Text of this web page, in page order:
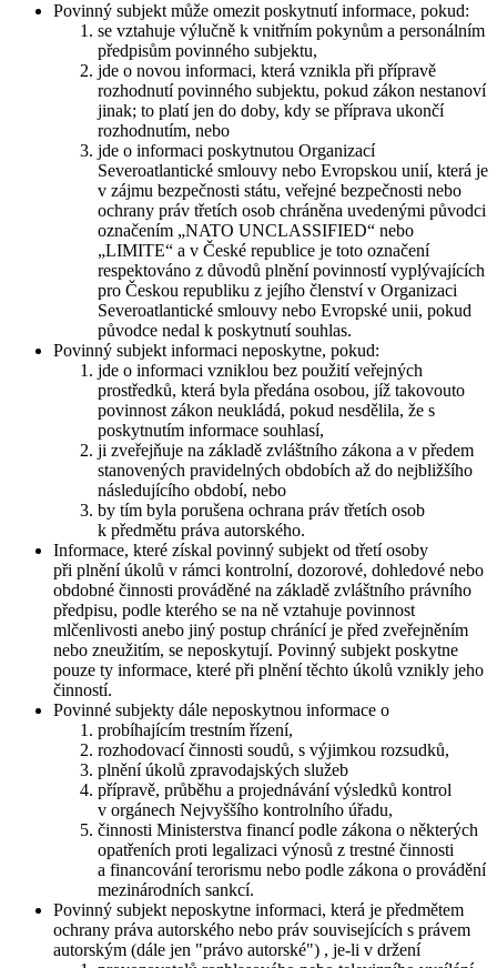
Povinný subjekt může omezit poskytnutí informace, pokud:
se vztahuje výlučně k vnitřním pokynům a personálním
předpisům povinného subjektu,
jde o novou informaci, která vznikla při přípravě
rozhodnutí povinného subjektu, pokud zákon nestanoví
jinak; to platí jen do doby, kdy se příprava ukončí
rozhodnutím, nebo
jde o informaci poskytnutou Organizací
Severoatlantické smlouvy nebo Evropskou unií, která je
v zájmu bezpečnosti státu, veřejné bezpečnosti nebo
ochrany práv třetích osob chráněna uvedenými původci
označením „NATO UNCLASSIFIED“ nebo
„LIMITE“ a v České republice je toto označení
respektováno z důvodů plnění povinností vyplývajících
pro Českou republiku z jejího členství v Organizaci
Severoatlantické smlouvy nebo Evropské unii, pokud
původce nedal k poskytnutí souhlas.
Povinný subjekt informaci neposkytne, pokud:
jde o informaci vzniklou bez použití veřejných
prostředků, která byla předána osobou, jíž takovouto
povinnost zákon neukládá, pokud nesdělila, že s
poskytnutím informace souhlasí,
ji zveřejňuje na základě zvláštního zákona a v předem
stanovených pravidelných obdobích až do nejbližšího
následujícího období, nebo
by tím byla porušena ochrana práv třetích osob
k předmětu práva autorského.
Informace, které získal povinný subjekt od třetí osoby
při plnění úkolů v rámci kontrolní, dozorové, dohledové nebo
obdobné činnosti prováděné na základě zvláštního právního
předpisu, podle kterého se na ně vztahuje povinnost
mlčenlivosti anebo jiný postup chránící je před zveřejněním
nebo zneužitím, se neposkytují. Povinný subjekt poskytne
pouze ty informace, které při plnění těchto úkolů vznikly jeho
činností.
Povinné subjekty dále neposkytnou informace o
probíhajícím trestním řízení,
rozhodovací činnosti soudů, s výjimkou rozsudků,
plnění úkolů zpravodajských služeb
přípravě, průběhu a projednávání výsledků kontrol
v orgánech Nejvyššího kontrolního úřadu,
činnosti Ministerstva financí podle zákona o některých
opatřeních proti legalizaci výnosů z trestné činnosti
a financování terorismu nebo podle zákona o provádění
mezinárodních sankcí.
Povinný subjekt neposkytne informaci, která je předmětem
ochrany práva autorského nebo práv souvisejících s právem
autorským (dále jen "právo autorské") , je-li v držení